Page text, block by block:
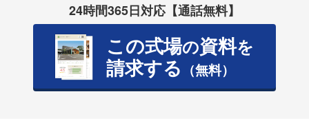
24時間365日対応【通話無料】
この式場の資料を
請求する （無料）